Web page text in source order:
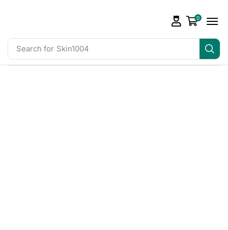
Search for Skin1004
0